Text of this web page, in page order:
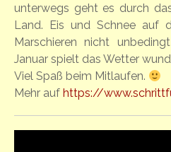
unterwegs geht es durch
Land. Eis und Schnee auf
Marschieren nicht
Januar spielt das Wetter
Viel Spaß beim Mitlaufen.
Mehr auf https://